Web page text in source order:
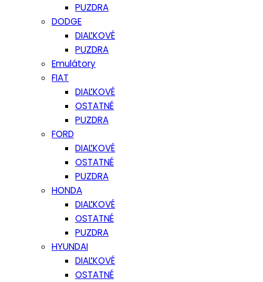
PUZDRA
DODGE
DIAĽKOVÉ
PUZDRA
Emulátory
FIAT
DIAĽKOVÉ
OSTATNÉ
PUZDRA
FORD
DIAĽKOVÉ
OSTATNÉ
PUZDRA
HONDA
DIAĽKOVÉ
OSTATNÉ
PUZDRA
HYUNDAI
DIAĽKOVÉ
OSTATNÉ